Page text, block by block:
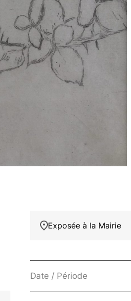
Exposée à la Mairie
Date / Période